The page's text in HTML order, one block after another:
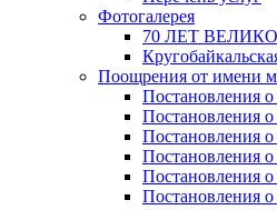
Фотогалерея
70 ЛЕТ
Поощрения от имени
Постановления
Постановления
Постановления
Постановления
Постановления
Постановления